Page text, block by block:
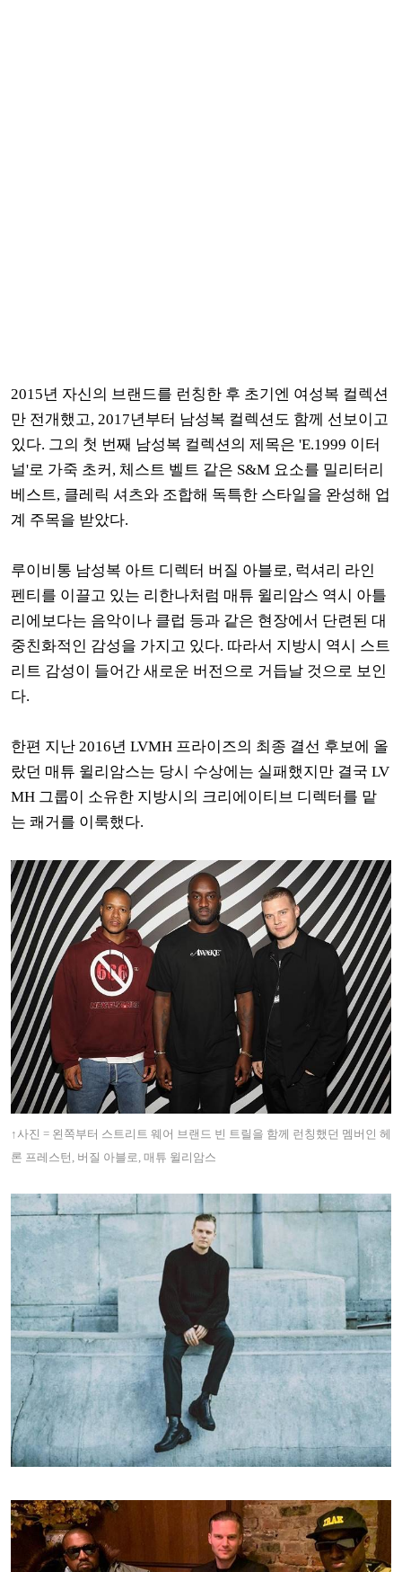
2015년 자신의 브랜드를 런칭한 후 초기엔 여성복 컬렉션
만 전개했고, 2017년부터 남성복 컬렉션도 함께 선보이고
있다. 그의 첫 번째 남성복 컬렉션의 제목은 'E.1999 이터
널'로 가죽 초커, 체스트 벨트 같은 S&M 요소를 밀리터리
베스트, 클레릭 셔츠와 조합해 독특한 스타일을 완성해 업
계 주목을 받았다.
루이비통 남성복 아트 디렉터 버질 아블로, 럭셔리 라인
펜티를 이끌고 있는 리한나처럼 매튜 윌리암스 역시 아틀
리에보다는 음악이나 클럽 등과 같은 현장에서 단련된 대
중친화적인 감성을 가지고 있다. 따라서 지방시 역시 스트
리트 감성이 들어간 새로운 버전으로 거듭날 것으로 보인
다.
한편 지난 2016년 LVMH 프라이즈의 최종 결선 후보에 올
랐던 매튜 윌리암스는 당시 수상에는 실패했지만 결국 LV
MH 그룹이 소유한 지방시의 크리에이티브 디렉터를 맡
는 쾌거를 이룩했다.
↑사진 = 왼쪽부터 스트리트 웨어 브랜드 빈 트릴을 함께 런칭했던 멤버인 헤
론 프레스턴, 버질 아블로, 매튜 윌리암스